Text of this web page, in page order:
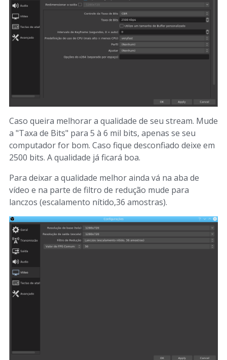
Caso queira melhorar a qualidade de seu stream. Mude
a "Taxa de Bits" para 5 à 6 mil bits, apenas se seu
computador for bom. Caso fique desconfiado deixe em
2500 bits. A qualidade já ficará boa.
Para deixar a qualidade melhor ainda vá na aba de
vídeo e na parte de filtro de redução mude para
lanczos (escalamento nítido,36 amostras).